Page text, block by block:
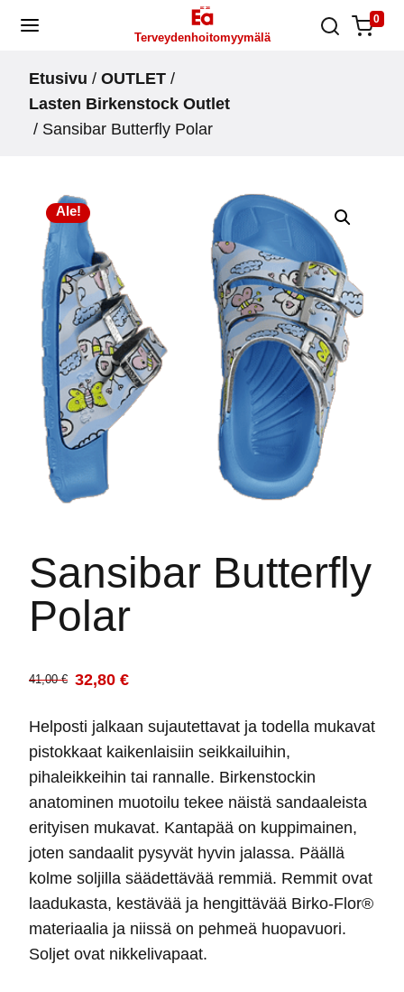
Skip
Terveydenhoitomyymälä
0
Etusivu / OUTLET /
Lasten Birkenstock Outlet
/ Sansibar Butterfly Polar
Ale!
Sansibar Butterfly
Polar
41,00€
Alkuperäinen
hinta
oli:
41,00 €.
32,80 €
Nykyinen
hinta
on:
32,80 €.
Helposti jalkaan sujautettavat ja todella mukavat
pistokkaat kaikenlaisiin seikkailuihin,
pihaleikkeihin tai rannalle. Birkenstockin
anatominen muotoilu tekee näistä sandaaleista
erityisen mukavat. Kantapää on kuppimainen,
joten sandaalit pysyvät hyvin jalassa. Päällä
kolme soljilla säädettävää remmiä. Remmit ovat
laadukasta, kestävää ja hengittävää Birko-Flor®
materiaalia ja niissä on pehmeä huopavuori.
Soljet ovat nikkelivapaat.